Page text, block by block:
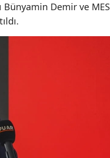
Bünyamin Demir ve